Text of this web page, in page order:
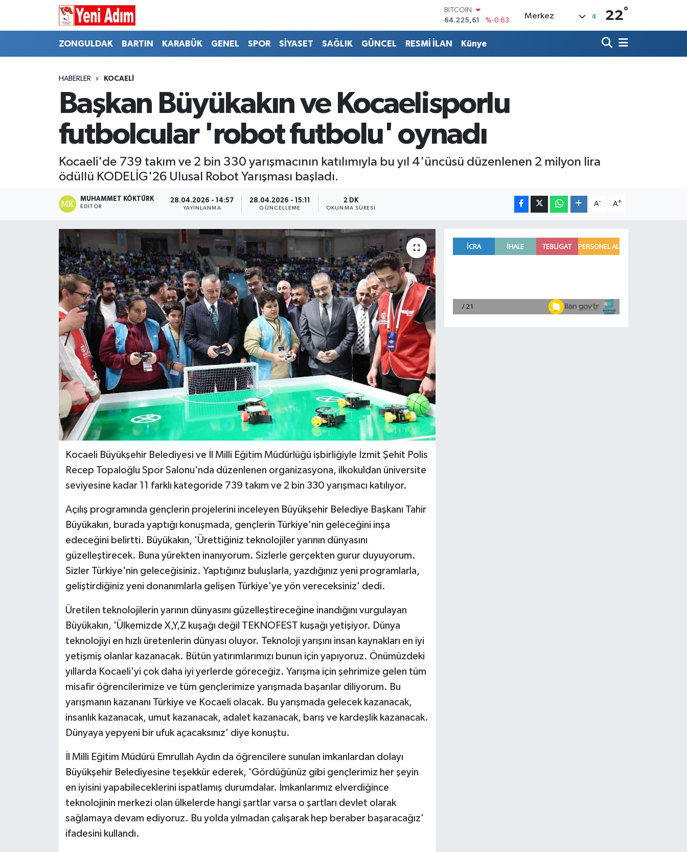
DOLAR
47,7143
%0.16
55,0317
%-0.02
13.799
%70
Merkez 22°
ZONGULDAK BARTIN KARABÜK GENEL SPOR SİYASET SAĞLIK GÜNCEL RESMİ İLAN Künye
HABERLER KOCAELİ
Başkan Büyükakın ve Kocaelisporlu
futbolcular 'robot futbolu' oynadı
Kocaeli'de 739 takım ve 2 bin 330 yarışmacının katılımıyla bu yıl 4'üncüsü düzenlenen 2 milyon lira
ödüllü KODELİG'26 Ulusal Robot Yarışması başladı.
MUHAMMET KÖKTÜRK
EDITÖR
28.04.2026 - 14:57
YAYINLANMA
28.04.2026 - 15:11
GÜNCELLEME
2 DK
OKUNMA SÜRESI
A- A+
Kocaeli Büyükşehir Belediyesi ve İl Milli Eğitim Müdürlüğü işbirliğiyle İzmit Şehit Polis
Recep Topaloğlu Spor Salonu'nda düzenlenen organizasyona, ilkokuldan üniversite
seviyesine kadar 11 farklı kategoride 739 takım ve 2 bin 330 yarışmacı katılıyor.
Açılış programında gençlerin projelerini inceleyen Büyükşehir Belediye Başkanı Tahir
Büyükakın, burada yaptığı konuşmada, gençlerin Türkiye'nin geleceğini inşa
edeceğini belirtti. Büyükakın, 'Ürettiğiniz teknolojiler yarının dünyasını
güzelleştirecek. Buna yürekten inanıyorum. Sizlerle gerçekten gurur duyuyorum.
Sizler Türkiye'nin geleceğisiniz. Yaptığınız buluşlarla, yazdığınız yeni programlarla,
geliştirdiğiniz yeni donanımlarla gelişen Türkiye'ye yön vereceksiniz' dedi.
Üretilen teknolojilerin yarının dünyasını güzelleştireceğine inandığını vurgulayan
Büyükakın, 'Ülkemizde X,Y,Z kuşağı değil TEKNOFEST kuşağı yetişiyor. Dünya
teknolojiyi en hızlı üretenlerin dünyası oluyor. Teknoloji yarışını insan kaynakları en iyi
yetişmiş olanlar kazanacak. Bütün yatırımlarımızı bunun için yapıyoruz. Önümüzdeki
yıllarda Kocaeli'yi çok daha iyi yerlerde göreceğiz. Yarışma için şehrimize gelen tüm
misafir öğrencilerimize ve tüm gençlerimize yarışmada başarılar diliyorum. Bu
yarışmanın kazananı Türkiye ve Kocaeli olacak. Bu yarışmada gelecek kazanacak,
insanlık kazanacak, umut kazanacak, adalet kazanacak, barış ve kardeşlik kazanacak.
Dünyaya yepyeni bir ufuk açacaksınız' diye konuştu.
İl Milli Eğitim Müdürü Emrullah Aydın da öğrencilere sunulan imkanlardan dolayı
Büyükşehir Belediyesine teşekkür ederek, 'Gördüğünüz gibi gençlerimiz her şeyin
en iyisini yapabileceklerini ispatlamış durumdalar. İmkanlarımız elverdiğince
teknolojinin merkezi olan ülkelerde hangi şartlar varsa o şartları devlet olarak
sağlamaya devam ediyoruz. Bu yolda yılmadan çalışarak hep beraber başaracağız'
ifadesini kullandı.
ZONGULDAK
SİYASET
ZONGULDAK
KARABÜK
RESMİ İLAN
Zonguldak Hava Durumu
Süper Lig Puan Durumu ve Fikstür
Son Dakika Haberleri